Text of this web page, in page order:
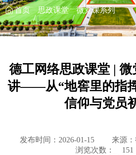
首页 思政课堂 微党课系列
德工网络思政课堂 | 微
讲——从“地窖里的指
信仰与党员
发布时间：2026-01-15
来源
浏览次数：
151